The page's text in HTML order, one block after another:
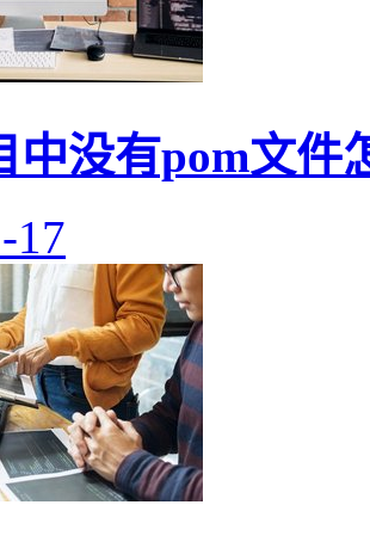
中没有pom文件
17